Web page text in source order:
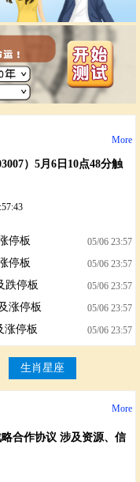
More
）5月6日10点48分触
停板 05/06 23:57
停板 05/06 23:57
跌停板 05/06 23:57
涨停板 05/06 23:57
涨停板 05/06 23:57
生肖星座
More
合作协议 涉及资源、信